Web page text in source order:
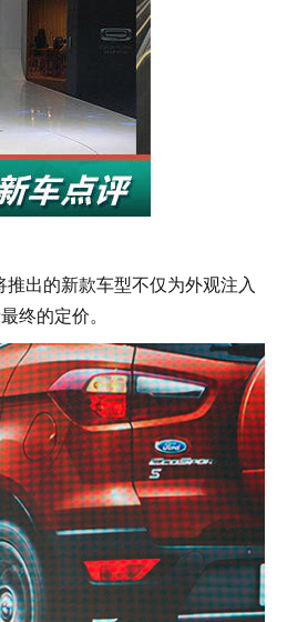
出的新款车型不仅为外观注入
终的定价。